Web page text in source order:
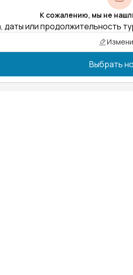
К сожалению, мы не
или продолжительность
Выбрать